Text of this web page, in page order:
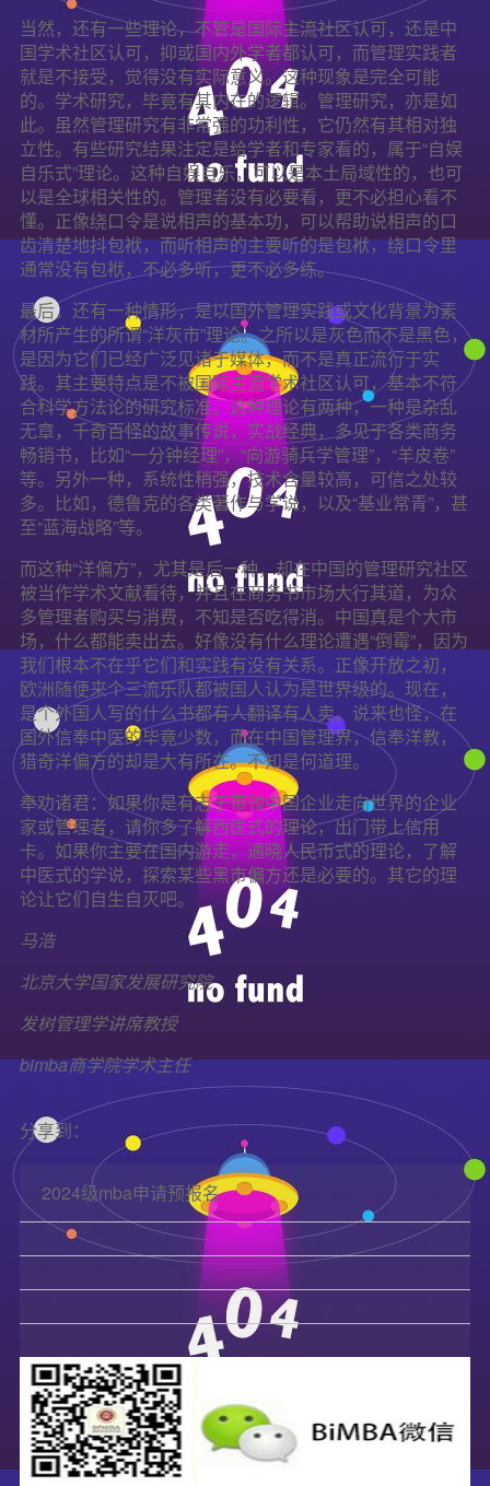
当然，还有一些理论，不管是国际主流社区认可，还是中
国学术社区认可，抑或国内外学者都认可，而管理实践者
就是不接受，觉得没有实际意义。这种现象是完全可能
的。学术研究，毕竟有其内在的逻辑。管理研究，亦是如
此。虽然管理研究有非常强的功利性，它仍然有其相对独
立性。有些研究结果注定是给学者和专家看的，属于“自娱
自乐式”理论。这种自娱自乐，可以是本土局域性的，也可
以是全球相关性的。管理者没有必要看，更不必担心看不
懂。正像绕口令是说相声的基本功，可以帮助说相声的口
齿清楚地抖包袱，而听相声的主要听的是包袱，绕口令里
通常没有包袱，不必多听，更不必多练。
最后，还有一种情形，是以国外管理实践或文化背景为素
材所产生的所谓“洋灰市”理论。之所以是灰色而不是黑色，
是因为它们已经广泛见诸于媒体，而不是真正流行于实
践。其主要特点是不被国际主流学术社区认可，基本不符
合科学方法论的研究标准。这种理论有两种，一种是杂乱
无章，千奇百怪的故事传说，实战经典，多见于各类商务
畅销书，比如“一分钟经理”，“向游骑兵学管理”，“羊皮卷”
等。另外一种，系统性稍强，技术含量较高，可信之处较
多。比如，德鲁克的各类著作与学说，以及“基业常青”，甚
至“蓝海战略”等。
而这种“洋偏方”，尤其是后一种，却在中国的管理研究社区
被当作学术文献看待，并且在商务书市场大行其道，为众
多管理者购买与消费，不知是否吃得消。中国真是个大市
场，什么都能卖出去。好像没有什么理论遭遇“倒霉”，因为
我们根本不在乎它们和实践有没有关系。正像开放之初，
欧洲随便来个三流乐队都被国人认为是世界级的。现在，
是个外国人写的什么书都有人翻译有人卖。说来也怪，在
国外信奉中医的毕竟少数，而在中国管理界，信奉洋教，
猎奇洋偏方的却是大有所在。不知是何道理。
奉劝诸君：如果你是有志于带领中国企业走向世界的企业
家或管理者，请你多了解西医式的理论，出门带上信用
卡。如果你主要在国内游走，通晓人民币式的理论，了解
中医式的学说，探索某些黑市偏方还是必要的。其它的理
论让它们自生自灭吧。
马浩
北京大学国家发展研究院
发树管理学讲席教授
bimba商学院学术主任
分享到：
2024级mba申请预报名